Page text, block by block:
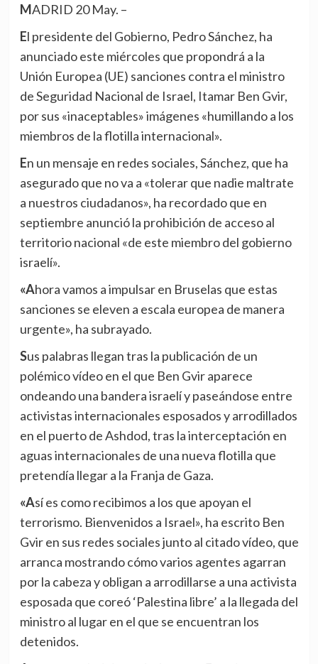
MADRID 20 May. –
El presidente del Gobierno, Pedro Sánchez, ha
anunciado este miércoles que propondrá a la
Unión Europea (UE) sanciones contra el ministro
de Seguridad Nacional de Israel, Itamar Ben Gvir,
por sus «inaceptables» imágenes «humillando a los
miembros de la flotilla internacional».
En un mensaje en redes sociales, Sánchez, que ha
asegurado que no va a «tolerar que nadie maltrate
a nuestros ciudadanos», ha recordado que en
septiembre anunció la prohibición de acceso al
territorio nacional «de este miembro del gobierno
israelí».
«Ahora vamos a impulsar en Bruselas que estas
sanciones se eleven a escala europea de manera
urgente», ha subrayado.
Sus palabras llegan tras la publicación de un
polémico vídeo en el que Ben Gvir aparece
ondeando una bandera israelí y paseándose entre
activistas internacionales esposados y arrodillados
en el puerto de Ashdod, tras la interceptación en
aguas internacionales de una nueva flotilla que
pretendía llegar a la Franja de Gaza.
«Así es como recibimos a los que apoyan el
terrorismo. Bienvenidos a Israel», ha escrito Ben
Gvir en sus redes sociales junto al citado vídeo, que
arranca mostrando cómo varios agentes agarran
por la cabeza y obligan a arrodillarse a una activista
esposada que coreó ‘Palestina libre’ a la llegada del
ministro al lugar en el que se encuentran los
detenidos.